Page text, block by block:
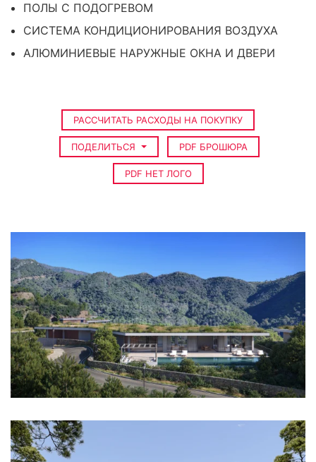
ПОЛЫ С ПОДОГРЕВОМ
СИСТЕМА КОНДИЦИОНИРОВАНИЯ ВОЗДУХА
АЛЮМИНИЕВЫЕ НАРУЖНЫЕ ОКНА И ДВЕРИ
РАССЧИТАТЬ РАСХОДЫ НА ПОКУПКУ
ПОДЕЛИТЬСЯ PDF БРОШЮРА
PDF НЕТ ЛОГО